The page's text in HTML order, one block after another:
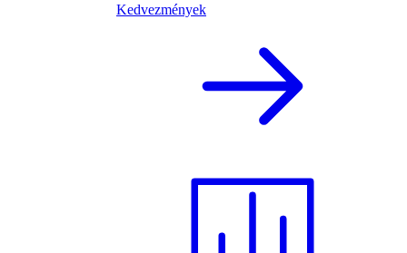
Kedvezmények